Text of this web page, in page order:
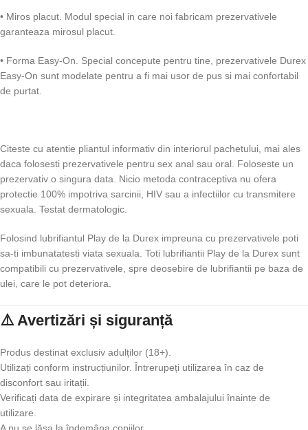
• Miros placut. Modul special in care noi fabricam prezervativele
garanteaza mirosul placut.
• Forma Easy-On. Special concepute pentru tine, prezervativele Durex
Easy-On sunt modelate pentru a fi mai usor de pus si mai confortabil
de purtat.
Citeste cu atentie pliantul informativ din interiorul pachetului, mai ales
daca folosesti prezervativele pentru sex anal sau oral. Foloseste un
prezervativ o singura data. Nicio metoda contraceptiva nu ofera
protectie 100% impotriva sarcinii, HIV sau a infectiilor cu transmitere
sexuala. Testat dermatologic.
Folosind lubrifiantul Play de la Durex impreuna cu prezervativele poti
sa-ti imbunatatesti viata sexuala. Toti lubrifiantii Play de la Durex sunt
compatibili cu prezervativele, spre deosebire de lubrifiantii pe baza de
ulei, care le pot deteriora.
⚠️ Avertizări și siguranță
Produs destinat exclusiv adulților (18+).
Utilizați conform instrucțiunilor. Întrerupeți utilizarea în caz de
disconfort sau iritații.
Verificați data de expirare și integritatea ambalajului înainte de
utilizare.